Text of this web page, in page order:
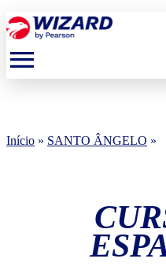
menu
Início » SANTO ÂNGELO »